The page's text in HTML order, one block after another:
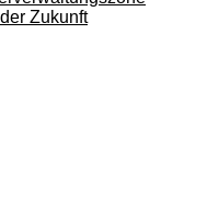
Zukunft